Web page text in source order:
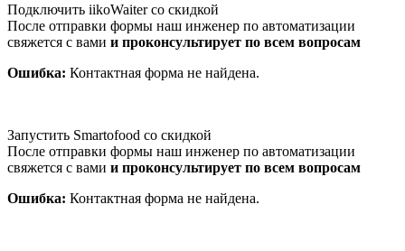
Подключить iikoWaiter со скидкой
После отправки формы наш инженер по автоматизации
свяжется с вами и проконсультирует по всем вопросам
Ошибка: Контактная форма не найдена.
Запустить Smartofood со скидкой
После отправки формы наш инженер по автоматизации
свяжется с вами и проконсультирует по всем вопросам
Ошибка: Контактная форма не найдена.